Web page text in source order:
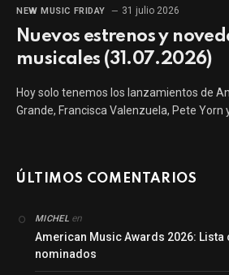
NEW MUSIC FRIDAY 31 julio 2026
Nuevos estrenos y
musicales (31.07.2026)
Hoy solo tenemos los lanzamientos de
Grande, Francisca Valenzuela, Pete Yorn
ÚLTIMOS COMENTARIOS
MICHELen
American Music Awards 2026: Lista
nominados